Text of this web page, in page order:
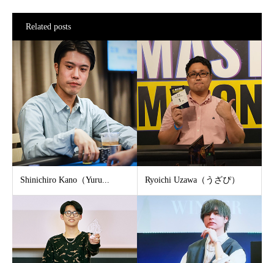
Related posts
Shinichiro Kano（Yuru... Ryoichi Uzawa（うざぴ）